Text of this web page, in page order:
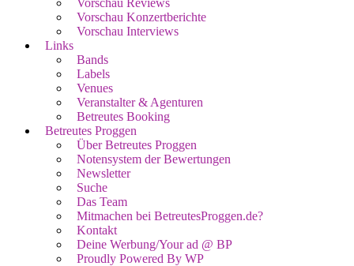
Vorschau Reviews
Vorschau Konzertberichte
Vorschau Interviews
Links
Bands
Labels
Venues
Veranstalter & Agenturen
Betreutes Booking
Betreutes Proggen
Über Betreutes Proggen
Notensystem der Bewertungen
Newsletter
Suche
Das Team
Mitmachen bei BetreutesProggen.de?
Kontakt
Deine Werbung/Your ad @ BP
Proudly Powered By WP